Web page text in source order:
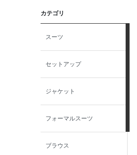
カテゴリ
スーツ
セットアップ
ジャケット
フォーマルスーツ
ブラウス